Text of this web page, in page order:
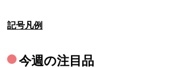
記号凡例
今週の注目品